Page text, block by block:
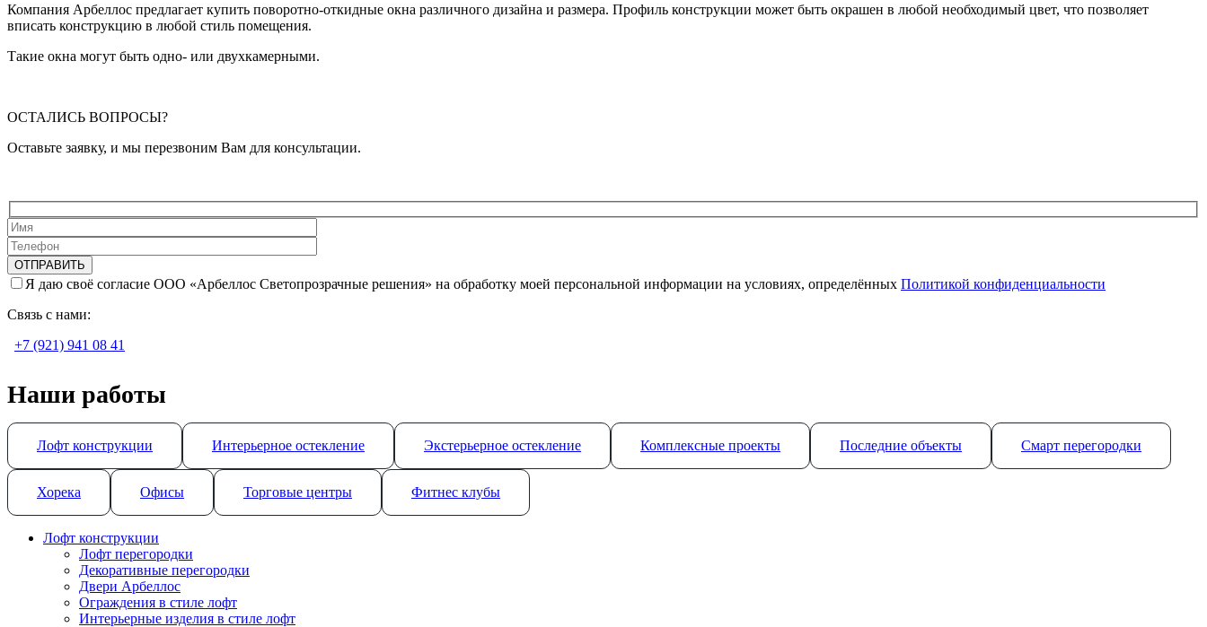
Компания Арбеллос предлагает купить поворотно-откидные окна различного дизайна и размера. Профиль конструкции может быть окрашен в любой необходимый цвет, что позволяет
вписать конструкцию в любой стиль помещения.
Такие окна могут быть одно- или двухкамерными.
ОСТАЛИСЬ ВОПРОСЫ?
Оставьте заявку, и мы перезвоним Вам для консультации.
Я даю своё согласие ООО «Арбеллос Светопрозрачные решения» на обработку моей персональной информации на условиях, определённых Политикой конфиденциальности
Связь с нами:
+7 (921) 941 08 41
Наши работы
Лофт конструкции Интерьерное остекление Экстерьерное остекление Комплексные проекты Последние объекты Смарт перегородки
Хорека Офисы Торговые центры Фитнес клубы
Лофт конструкции
Лофт перегородки
Декоративные перегородки
Двери Арбеллос
Ограждения в стиле лофт
Интерьерные изделия в стиле лофт